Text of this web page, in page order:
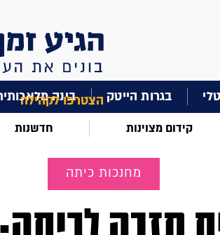
הצטרפו לקהילה בגרות הייטק בינה
קידום מצוינות חדשנות
מחנכות כיתה